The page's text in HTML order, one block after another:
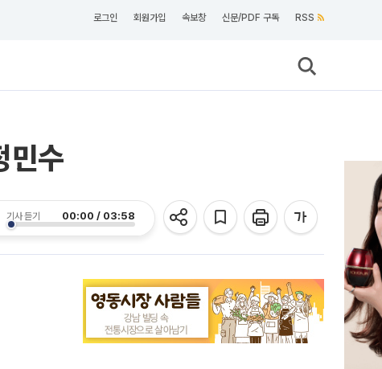
로그인 회원가입 속보창 신문/PDF 구독 RSS
민수
기사 듣기 00:00 / 03:58